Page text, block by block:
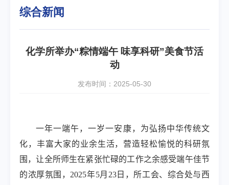
综合新闻
化学所举办“粽情端午 味享科研”美食节活
动
发布时间：2025-05-30
一年一端午，一岁一安康，为弘扬中华传统文
化，丰富大家的业余生活，营造轻松愉悦的科研氛
围，让全所师生在紧张忙碌的工作之余感受端午佳节
的浓厚氛围， 2025年5月 23日，所工会、综合处与西